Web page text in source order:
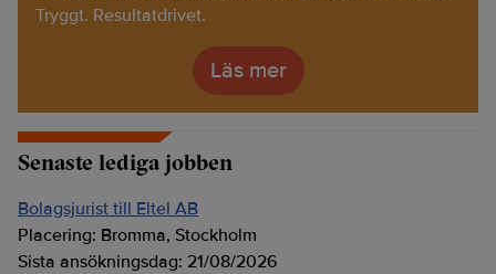
Tryggt. Resultatdrivet.
Läs mer
Senaste lediga jobben
Bolagsjurist till Eltel AB
Placering: Bromma, Stockholm
Sista ansökningsdag: 21/08/2026